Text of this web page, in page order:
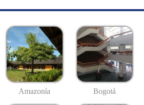
Amazonía Bogotá